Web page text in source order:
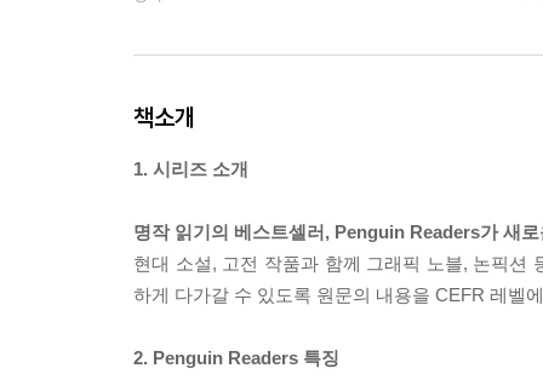
책소개
1. 시리즈 소개
명작 읽기의 베스트셀러, Penguin Readers가 새
현대 소설, 고전 작품과 함께 그래픽 노블, 논픽션
하게 다가갈 수 있도록 원문의 내용을 CEFR 레벨
2. Penguin Readers 특징